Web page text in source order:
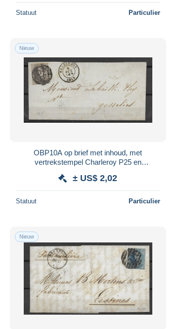
Statuut Particulier
Nieuw
OBP10A op brief met inhoud, met
vertrekstempel Charleroy P25 en
± US$ 2,02
Statuut Particulier
Nieuw